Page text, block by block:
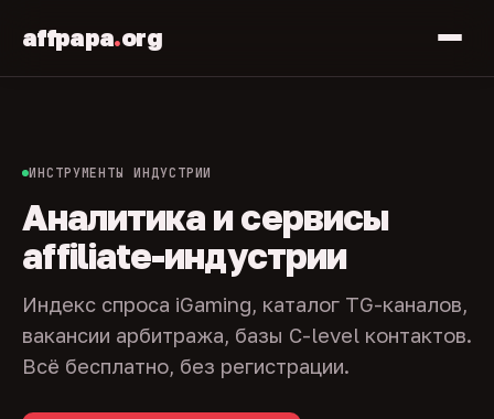
affpapa.org
ИНСТРУМЕНТЫ ИНДУСТРИИ
Аналитика и сервисы
affiliate-индустрии
Индекс спроса iGaming, каталог TG-каналов,
вакансии арбитража, базы C-level контактов.
Всё бесплатно, без регистрации.